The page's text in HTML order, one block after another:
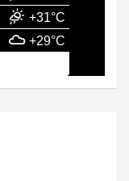
+31°C
+29°C